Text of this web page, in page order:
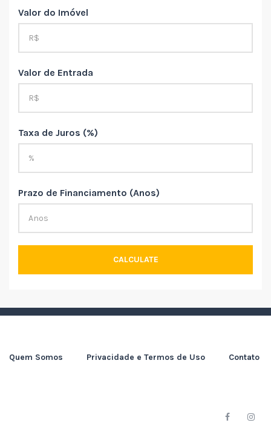
Valor do Imóvel
Valor de Entrada
Taxa de Juros (%)
Prazo de Financiamento (Anos)
CALCULATE
Quem Somos Privacidade e Termos de Uso Contato